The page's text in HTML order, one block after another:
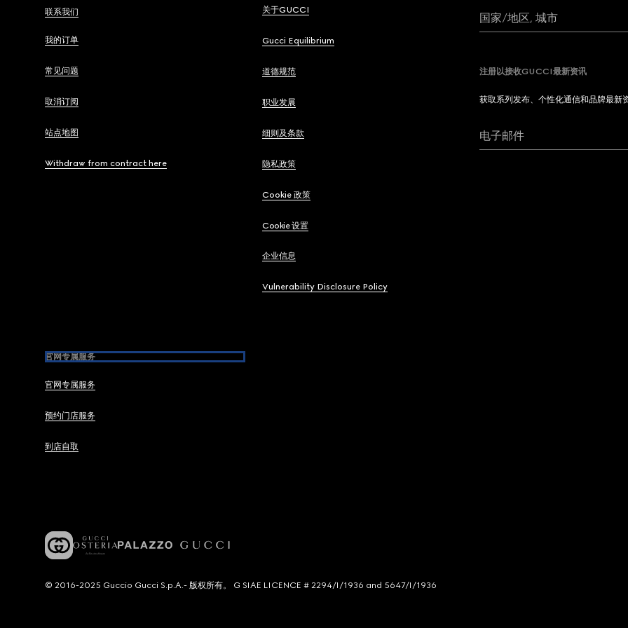
联系我们
我的订单
常见问题
取消订阅
站点地图
Withdraw from contract here
关于GUCCI
Gucci Equilibrium
道德规范
职业发展
细则及条款
隐私政策
Cookie 政策
Cookie 设置
企业信息
Vulnerability Disclosure Policy
官网专属服务
官网专属服务
预约门店服务
到店自取
国家/地区, 城市
注册以接收GUCCI最新资讯
获取系列发布、个性化通信和品牌最新
电子邮件
© 2016-2025 Guccio Gucci S.p.A.- 版权所有。 G SIAE LICENCE # 2294/I/1936 and 5647/I/1936